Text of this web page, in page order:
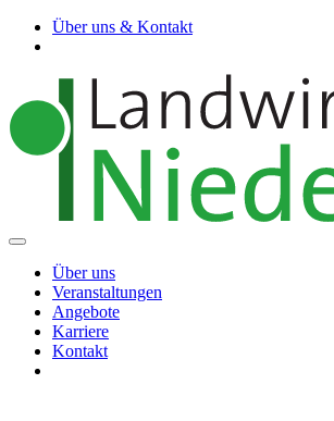
Über uns & Kontakt
Über uns
Veranstaltungen
Angebote
Karriere
Kontakt